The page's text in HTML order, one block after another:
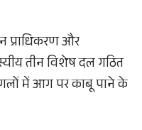
प्राधिकरण और
तीन विशेष दल गठित
में आग पर काबू पाने के